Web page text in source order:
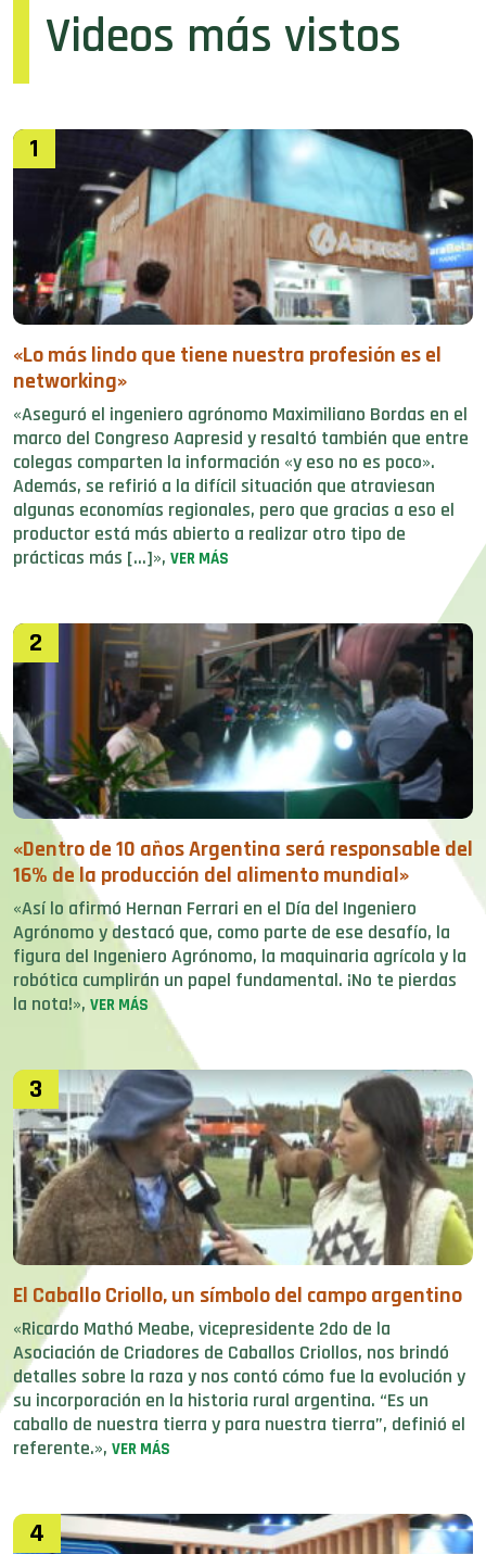
Videos más vistos
1
«Lo más lindo que tiene nuestra profesión es el
networking»
«Aseguró el ingeniero agrónomo Maximiliano Bordas en el
marco del Congreso Aapresid y resaltó también que entre
colegas comparten la información «y eso no es poco».
Además, se refirió a la difícil situación que atraviesan
algunas economías regionales, pero que gracias a eso el
productor está más abierto a realizar otro tipo de
prácticas más […]», VER MÁS
2
«Dentro de 10 años Argentina será responsable del
16% de la producción del alimento mundial»
«Así lo afirmó Hernan Ferrari en el Día del Ingeniero
Agrónomo y destacó que, como parte de ese desafío, la
figura del Ingeniero Agrónomo, la maquinaria agrícola y la
robótica cumplirán un papel fundamental. ¡No te pierdas
la nota!», VER MÁS
3
El Caballo Criollo, un símbolo del campo argentino
«Ricardo Mathó Meabe, vicepresidente 2do de la
Asociación de Criadores de Caballos Criollos, nos brindó
detalles sobre la raza y nos contó cómo fue la evolución y
su incorporación en la historia rural argentina. “Es un
caballo de nuestra tierra y para nuestra tierra”, definió el
referente.», VER MÁS
4